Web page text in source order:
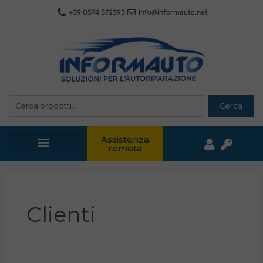
+39 0574 572393 info@informauto.net
Cerca Cerca
Assistenza
remota
Clienti